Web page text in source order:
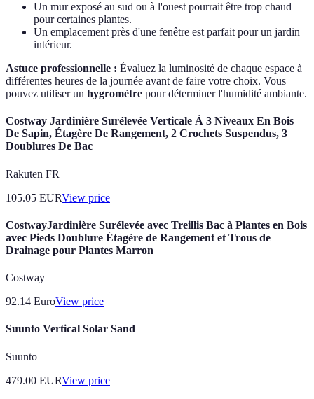
Un mur exposé au sud ou à l'ouest pourrait être trop chaud
pour certaines plantes.
Un emplacement près d'une fenêtre est parfait pour un jardin
intérieur.
Astuce professionnelle : Évaluez la luminosité de chaque espace à
différentes heures de la journée avant de faire votre choix. Vous
pouvez utiliser un hygromètre pour déterminer l'humidité ambiante.
Costway Jardinière Surélevée Verticale À 3 Niveaux En Bois
De Sapin, Étagère De Rangement, 2 Crochets Suspendus, 3
Doublures De Bac
Rakuten FR
105.05 EURView price
CostwayJardinière Surélevée avec Treillis Bac à Plantes en Bois
avec Pieds Doublure Étagère de Rangement et Trous de
Drainage pour Plantes Marron
Costway
92.14 EuroView price
Suunto Vertical Solar Sand
Suunto
479.00 EURView price